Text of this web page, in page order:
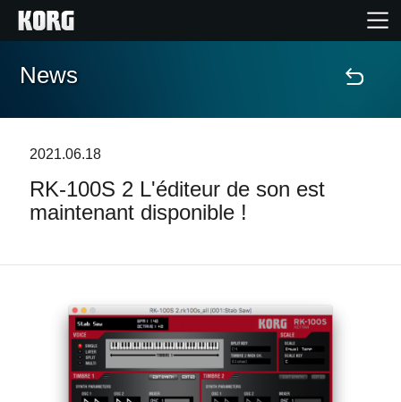
Accueil
Extras
Où acheter ?
News
2021.06.18
RK-100S 2 L'éditeur de son est
maintenant disponible !